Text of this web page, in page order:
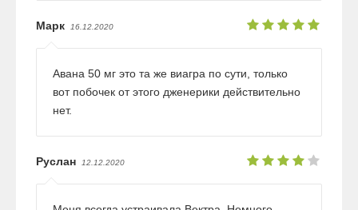
Марк 16.12.2020
Авана 50 мг это та же виагра по сути, только
вот побочек от этого дженерики действительно
нет.
Руслан 12.12.2020